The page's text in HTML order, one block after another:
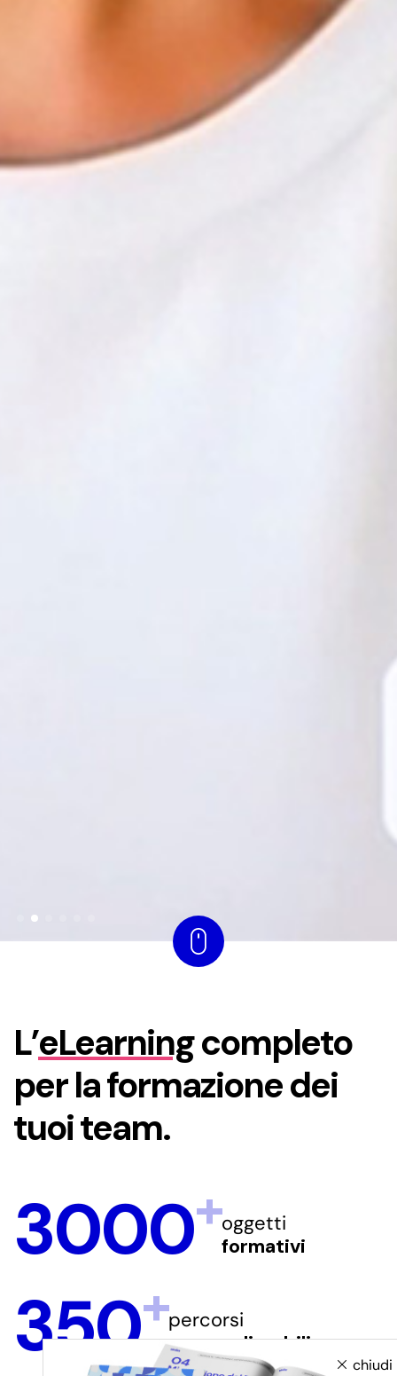
L’eLearningcompleto
per la formazione dei
tuoi team.
3000+oggetti
formativi
350+percorsi
personalizzabili
chiudi